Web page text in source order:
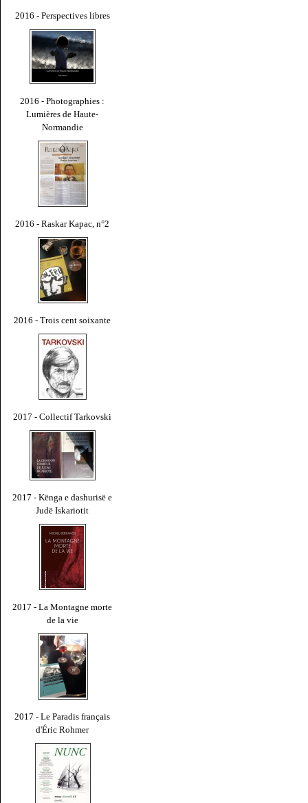
2016 - Perspectives libres
2016 - Photographies :
Lumières de Haute-
Normandie
2016 - Raskar Kapac, n°2
2016 - Trois cent soixante
2017 - Collectif Tarkovski
2017 - Kënga e dashurisë e
Judë Iskariotit
2017 - La Montagne morte
de la vie
2017 - Le Paradis français
d'Éric Rohmer